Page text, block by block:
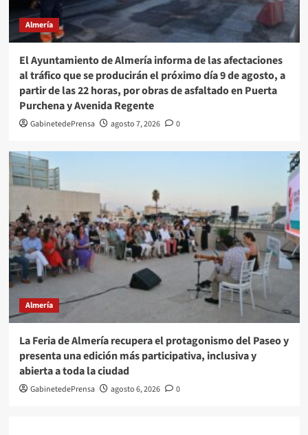
Almería
El Ayuntamiento de Almería informa de las afectaciones
al tráfico que se producirán el próximo día 9 de agosto, a
partir de las 22 horas, por obras de asfaltado en Puerta
Purchena y Avenida Regente
GabinetedePrensa agosto 7, 2026 0
Almería
La Feria de Almería recupera el protagonismo del Paseo y
presenta una edición más participativa, inclusiva y
abierta a toda la ciudad
GabinetedePrensa agosto 6, 2026 0